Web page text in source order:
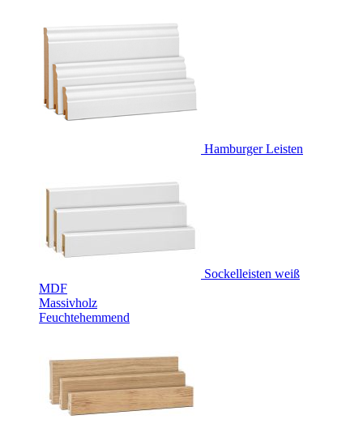
Hamburger Leisten
Sockelleisten weiß
MDF
Massivholz
Feuchtehemmend